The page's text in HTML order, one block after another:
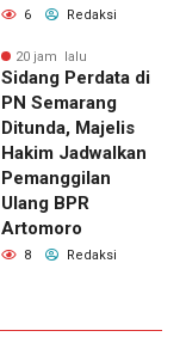
6 Redaksi
20 jam lalu
Sidang Perdata di
PN Semarang
Ditunda, Majelis
Hakim Jadwalkan
Pemanggilan
Ulang BPR
Artomoro
8 Redaksi